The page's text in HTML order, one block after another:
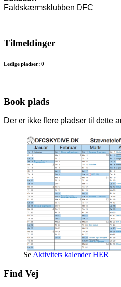
Faldskærmsklubben DFC
Tilmeldinger
Ledige pladser: 0
Book plads
Der er ikke flere pladser til dette
Se Aktivitets kalender HER
Find Vej